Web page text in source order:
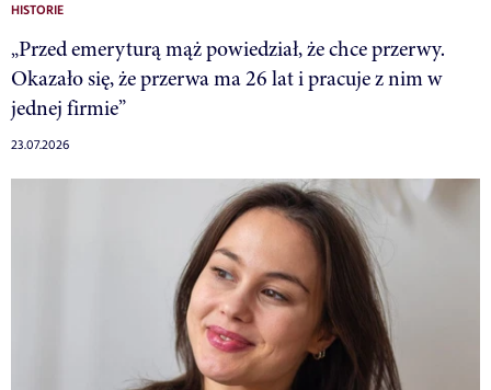
HISTORIE
„Przed emeryturą mąż powiedział, że chce przerwy.
Okazało się, że przerwa ma 26 lat i pracuje z nim w
jednej firmie”
23.07.2026